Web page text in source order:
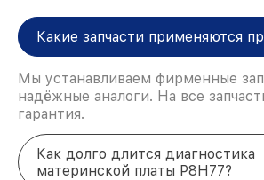
Какие запчасти применяются
Мы устанавливаем фирменные
надёжные аналоги. На все
гарантия.
Как долго длится диагностика
материнской платы P8H77?